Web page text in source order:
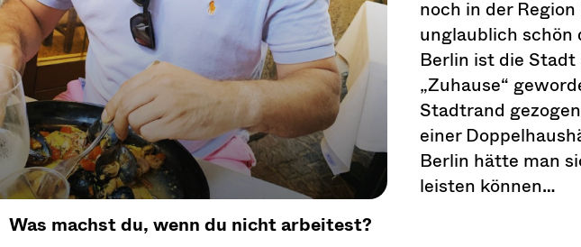
noch in der
unglaublich schön
Berlin ist die
„Zuhause“
Stadtrand
einer
Berlin hätte man
leisten können…
Was machst du, wenn du nicht arbeitest?